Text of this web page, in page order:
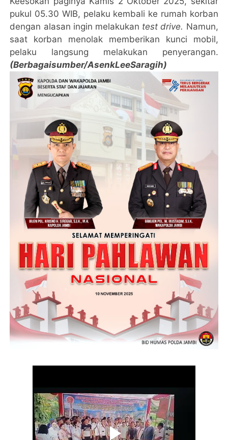
pukul 05.30 WIB, pelaku kembali ke rumah korban
dengan alasan ingin melakukan test drive. Namun,
saat korban menolak memberikan kunci mobil,
pelaku langsung melakukan penyerangan.
(Berbagaisumber/AsenkLeeSaragih)